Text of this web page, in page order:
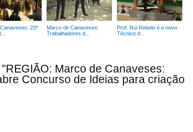
23º
Marco de Canaveses:
Trabalhadores d...
Prof. Rui Rebelo é o novo
Técnico d...
Marco de Canaveses:
Concurso de Ideias para criação